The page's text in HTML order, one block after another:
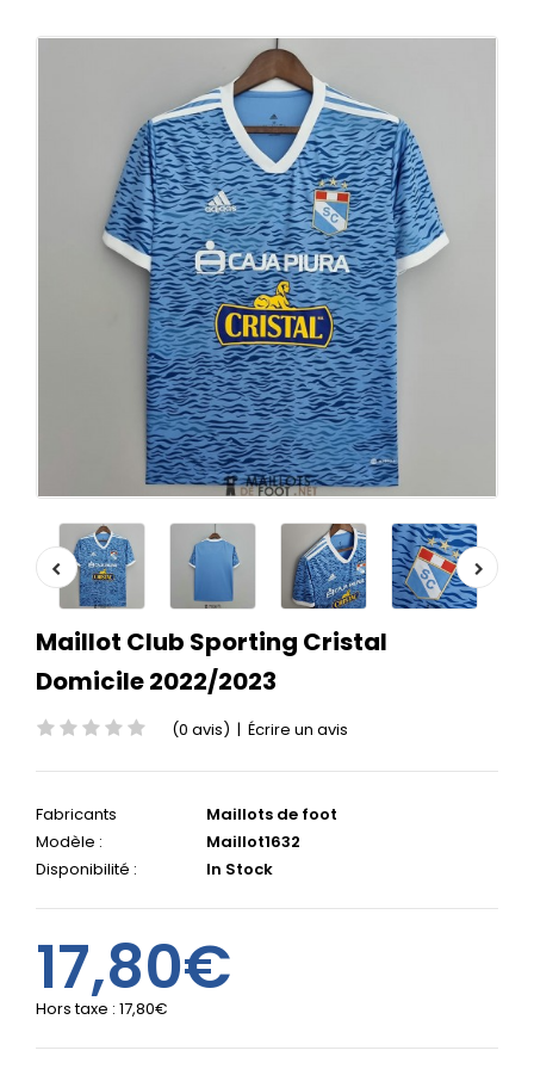
Maillot Club Sporting Cristal
Domicile 2022/2023
(0 avis) | Écrire un avis
Fabricants
Maillots de foot
Modèle :
Maillot1632
Disponibilité :
In Stock
17,80€
Hors taxe : 17,80€